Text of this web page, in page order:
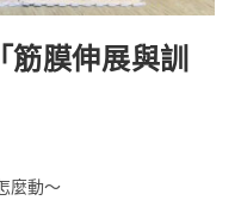
膜伸展與訓
麼動～